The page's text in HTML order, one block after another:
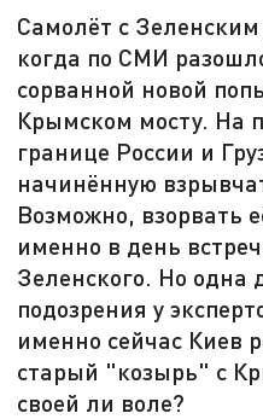
Самолёт с
когда по СМИ
сорванной новой
Крымском мосту. На
границе России и
начинённую
Возможно, взорвать
именно в день
Зеленского. Но одна
подозрения у
именно сейчас Киев
старый "козырь" с
своей ли воле?